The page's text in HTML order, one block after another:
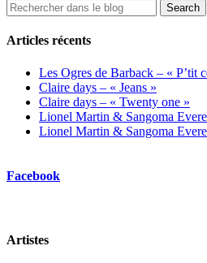
Articles récents
Les Ogres de Barback – « P’tit
Claire days – « Jeans »
Claire days – « Twenty one »
Lionel Martin & Sangoma
Lionel Martin & Sangoma
Facebook
Artistes